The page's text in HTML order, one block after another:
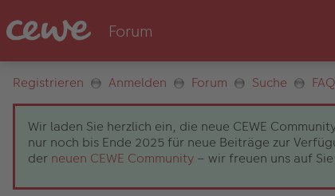
Registrieren Anmelden Forum Suche FAQ
Wir laden Sie herzlich ein, die neue CEWE
nur noch bis Ende 2025 für neue Beiträge zur
der neuen CEWE Community – wir freuen uns auf Sie!